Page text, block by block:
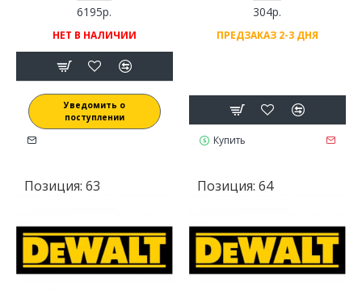
6195р.
НЕТ В НАЛИЧИИ
Уведомить о
поступлении
304р.
ПРЕДЗАКАЗ 2-3 ДНЯ
Купить
Позиция: 63 Позиция: 64